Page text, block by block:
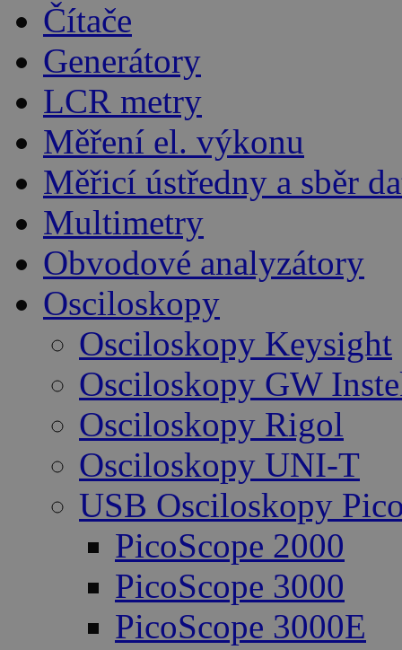
Čítače
Generátory
LCR metry
Měření el. výkonu
Měřicí ústředny a sběr
Multimetry
Obvodové analyzátory
Osciloskopy
Osciloskopy Keysight
Osciloskopy GW
Osciloskopy Rigol
Osciloskopy UNI-T
USB Osciloskopy
PicoScope 2000
PicoScope 3000
PicoScope 3000E